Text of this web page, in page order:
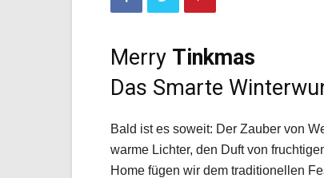
Merry Tinkmas
Das Smarte
Bald ist es soweit: Der Zauber von
warme Lichter, den Duft von
Home fügen wir dem traditionellen